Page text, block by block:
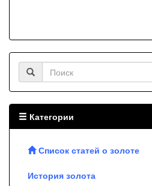
Категории
Список статей о золоте
История золота